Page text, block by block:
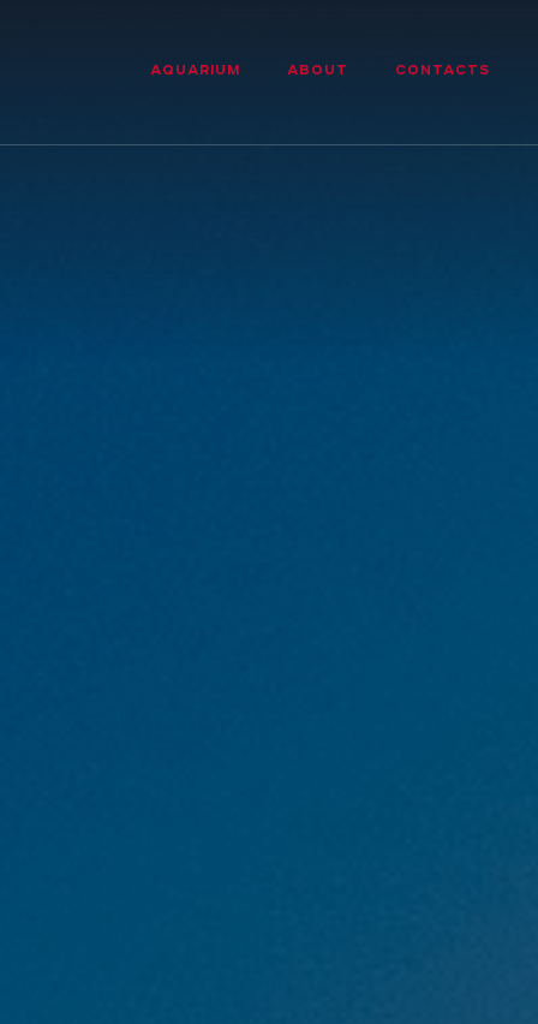
AQUARIUM ABOUT CONTACTS